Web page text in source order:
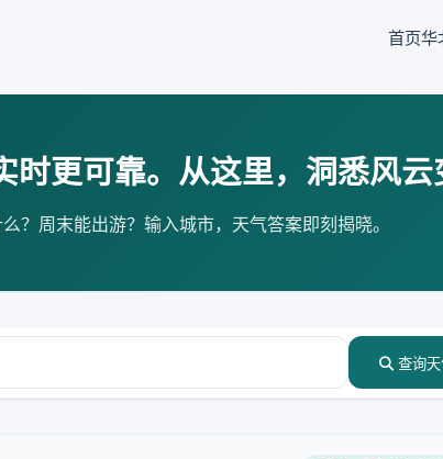
首页华
时更可靠。从这里，洞悉风云
？周末能出游？输入城市，天气答案即刻揭晓。
查询